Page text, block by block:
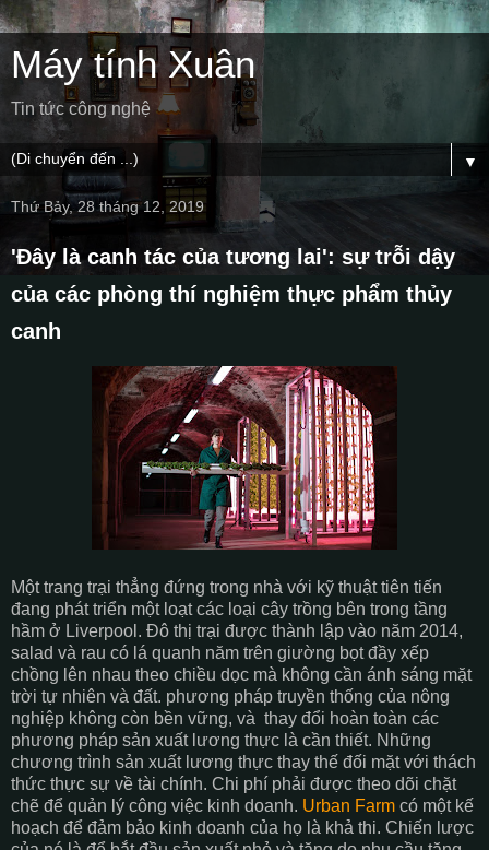
Máy tính Xuân
Tin tức công nghệ
▼
Thứ Bảy, 28 tháng 12, 2019
'Đây là canh tác của tương lai': sự trỗi dậy
của các phòng thí nghiệm thực phẩm thủy
canh
Một trang trại thẳng đứng trong nhà với kỹ thuật tiên tiến
đang phát triển một loạt các loại cây trồng bên trong tầng
hầm ở Liverpool. Đô thị trại được thành lập vào năm 2014,
salad và rau có lá quanh năm trên giường bọt đầy xếp
chồng lên nhau theo chiều dọc mà không cần ánh sáng mặt
trời tự nhiên và đất. phương pháp truyền thống của nông
nghiệp không còn bền vững, và thay đổi hoàn toàn các
phương pháp sản xuất lương thực là cần thiết. Những
chương trình sản xuất lương thực thay thế đối mặt với thách
thức thực sự về tài chính. Chi phí phải được theo dõi chặt
chẽ để quản lý công việc kinh doanh. Urban Farm có một kế
hoạch để đảm bảo kinh doanh của họ là khả thi. Chiến lược